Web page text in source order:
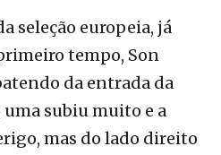
seleção europeia, já
tempo, Son
da entrada da
uma subiu muito e a
mas do lado direito